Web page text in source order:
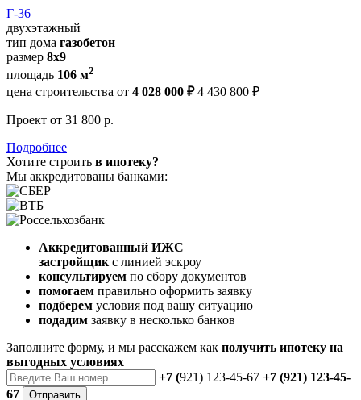
Г-36
двухэтажный
тип дома газобетон
размер 8х9
площадь 106 м2
цена строительства от 4 028 000 ₽ 4 430 800 ₽
Проект от 31 800 р.
Подробнее
Хотите строить в ипотеку?
Мы аккредитованы банками:
Аккредитованный ИЖС
застройщик с линией эскроу
консультируем по сбору документов
помогаем правильно оформить заявку
подберем условия под вашу ситуацию
подадим заявку в несколько банков
Заполните форму, и мы расскажем как получить ипотеку на
выгодных условиях
+7 (921) 123-45-67 +7 (921) 123-45-
67
Отправить